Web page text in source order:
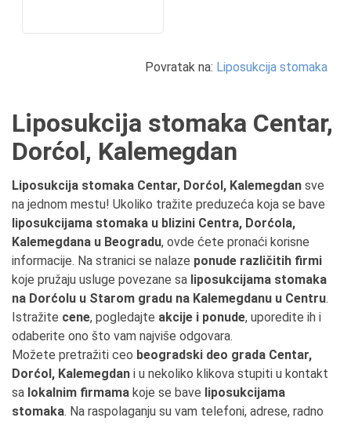
Povratak na: Liposukcija stomaka
Liposukcija stomaka Centar,
Dorćol, Kalemegdan
Liposukcija stomaka Centar, Dorćol, Kalemegdan sve
na jednom mestu! Ukoliko tražite preduzeća koja se bave
liposukcijama stomaka u blizini Centra, Dorćola,
Kalemegdana u Beogradu, ovde ćete pronaći korisne
informacije. Na stranici se nalaze ponude različitih firmi
koje pružaju usluge povezane sa liposukcijama stomaka
na Dorćolu u Starom gradu na Kalemegdanu u Centru.
Istražite cene, pogledajte akcije i ponude, uporedite ih i
odaberite ono što vam najviše odgovara.
Možete pretražiti ceo beogradski deo grada Centar,
Dorćol, Kalemegdan i u nekoliko klikova stupiti u kontakt
sa lokalnim firmama koje se bave liposukcijama
stomaka. Na raspolaganju su vam telefoni, adrese, radno